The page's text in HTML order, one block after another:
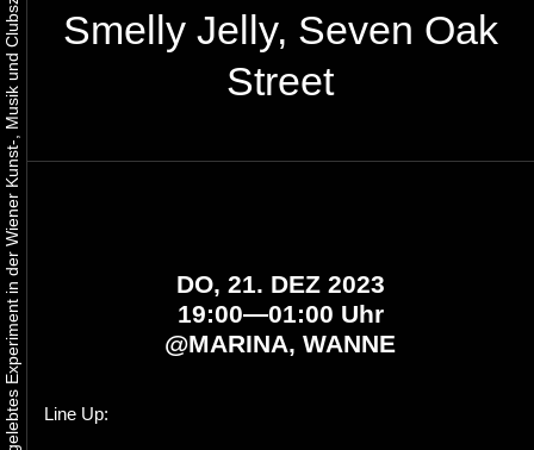
Smelly Jelly, Seven Oak
Street
DO, 21. DEZ 2023
19:00—01:00 Uhr
@MARINA, WANNE
Line Up: